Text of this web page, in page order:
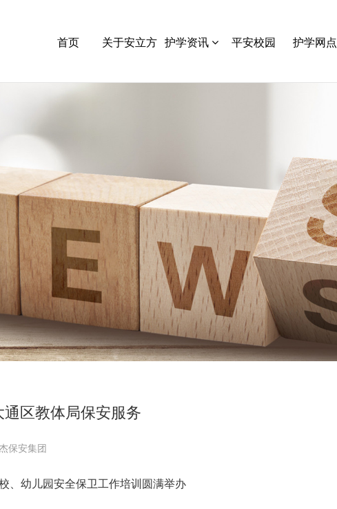
首页 关于安立方 护学资讯 平安校园 护学网点
通区教体局保安服务
保安集团
、幼儿园安全保卫工作培训圆满举办